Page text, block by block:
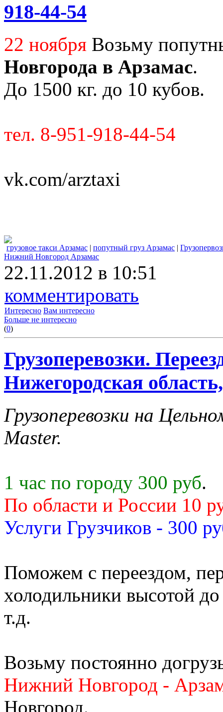
918-44-54
22 ноября Возьму
Новгорода в Арзамас.
До 1500 кг. до 10 кубов.
тел. 8-951-918-44-54
vk.com/arztaxi
грузовое такси Арзамас | попутный груз Арзамас |
Нижний Новгород Арзамас
22.11.2012 в 10:51
комментировать
Интересно Вам интересно
Больше не интересно
(0)
Грузоперевозки.
Нижегородская
Грузоперевозки на
Master.
1 час по городу 300 руб.
По области и России 10
Услуги Грузчиков - 300
Поможем с переездом,
холодильники высотой
т.д.
Возьму постоянно
Нижний Новгород -
Новгород.